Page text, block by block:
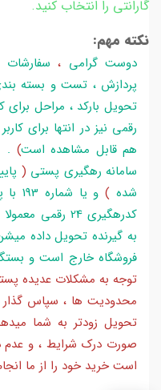
گارانتی را انتخاب کنید.
نکته مهم:
دوست گرامی ،سفارشات
پردازش ، تست و بسته
رقمی نیز در انتها برای
هم قابل مشاهده است)
.
سامانه رهگیری پستی (
شده )
و یا
به گیرنده تحویل داده
فروشگاه خارج است و
توجه به مشکلات عدیده
محدودیت ها ، سپاس گذار
تحویل زودتر به شما
صورت درک شرایط ، و عدم
است خرید خود را از ما